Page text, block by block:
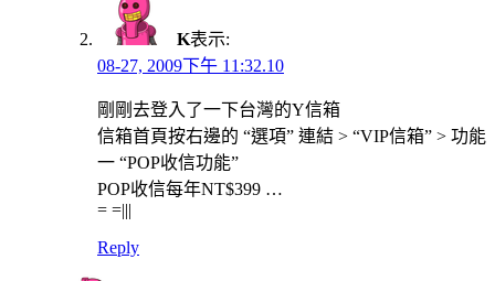
K表示:
08-27, 2009下午 11:32.10
剛剛去登入了一下台灣的Y信箱
信箱首頁按右邊的 “選項” 連結 > “VIP信箱” > 功能
一 “POP收信功能”
POP收信每年NT$399 …
= =|||
Reply